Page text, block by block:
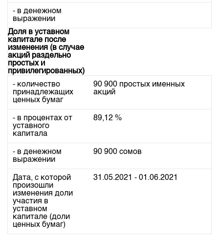
Объем ГЦБ в обращении
Результаты аукционов по депозитам
- в денежном
выражении
Доля в уставном
капитале после
изменения (в случае
акций раздельно
простых и
привилегированных)
- количество
принадлежащих
ценных бумаг
90 900 простых именных
акций
- в процентах от
уставного
капитала
89,12 %
- в денежном
выражении
90 900 сомов
Дата, с которой
произошли
изменения доли
участия в
уставном
капитале (доли
ценных бумаг)
31.05.2021 - 01.06.2021